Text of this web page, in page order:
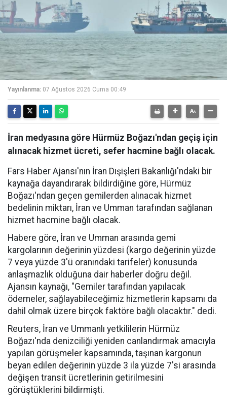
Yayınlanma: 07 Ağustos 2026 Cuma 00:49
İran medyasına göre Hürmüz Boğazı'ndan geçiş için
alınacak hizmet ücreti, sefer hacmine bağlı olacak.
Fars Haber Ajansı'nın İran Dışişleri Bakanlığı'ndaki bir
kaynağa dayandırarak bildirdiğine göre, Hürmüz
Boğazı'ndan geçen gemilerden alınacak hizmet
bedelinin miktarı, İran ve Umman tarafından sağlanan
hizmet hacmine bağlı olacak.
Habere göre, İran ve Umman arasında gemi
kargolarının değerinin yüzdesi (kargo değerinin yüzde
7 veya yüzde 3'ü oranındaki tarifeler) konusunda
anlaşmazlık olduğuna dair haberler doğru değil.
Ajansın kaynağı, "Gemiler tarafından yapılacak
ödemeler, sağlayabileceğimiz hizmetlerin kapsamı da
dahil olmak üzere birçok faktöre bağlı olacaktır." dedi.
Reuters, İran ve Ummanlı yetkililerin Hürmüz
Boğazı'nda denizciliği yeniden canlandırmak amacıyla
yapılan görüşmeler kapsamında, taşınan kargonun
beyan edilen değerinin yüzde 3 ila yüzde 7'si arasında
değişen transit ücretlerinin getirilmesini
görüştüklerini bildirmişti.